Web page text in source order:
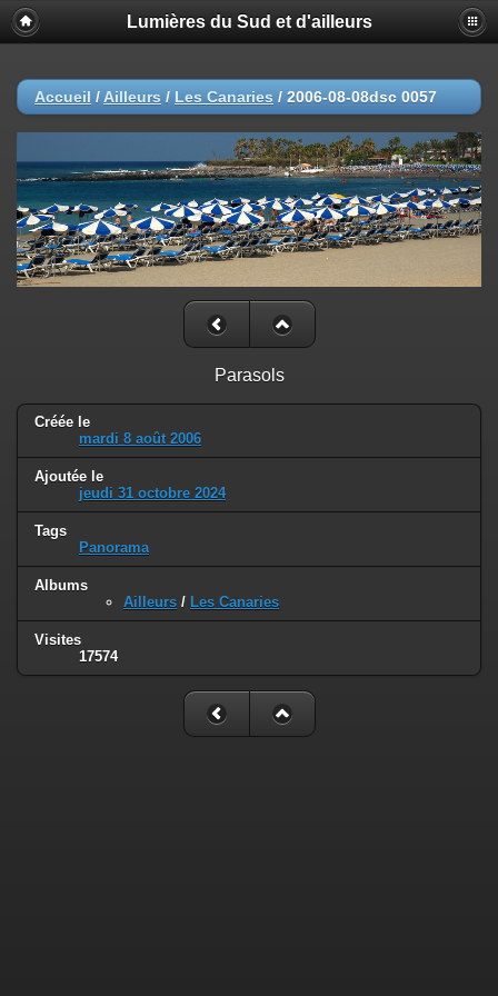
Lumières du Sud et d'ailleurs
Accueil / Ailleurs / Les Canaries / 2006-08-08dsc 0057
Parasols
Créée le
mardi 8 août 2006
Ajoutée le
jeudi 31 octobre 2024
Tags
Panorama
Albums
Ailleurs / Les Canaries
Visites
17574